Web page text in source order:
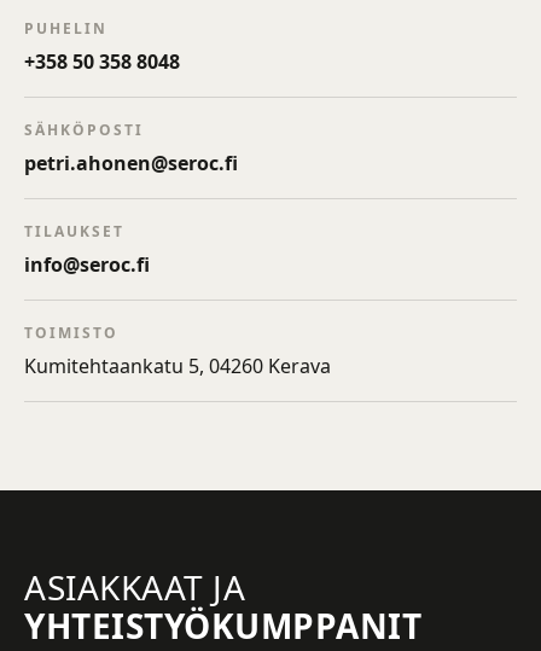
PUHELIN
+358 50 358 8048
SÄHKÖPOSTI
petri.ahonen@seroc.fi
TILAUKSET
info@seroc.fi
TOIMISTO
Kumitehtaankatu 5, 04260 Kerava
ASIAKKAAT JA
YHTEISTYÖKUMPPANIT